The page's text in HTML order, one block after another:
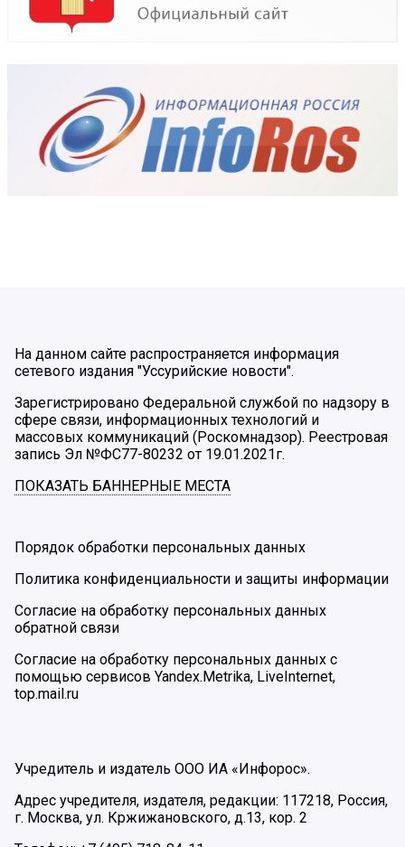
На данном сайте распространяется информация
сетевого издания "Уссурийские новости".
Зарегистрировано Федеральной службой по надзору в
сфере связи, информационных технологий и
массовых коммуникаций (Роскомнадзор). Реестровая
запись Эл №ФС77-80232 от 19.01.2021г.
ПОКАЗАТЬ БАННЕРНЫЕ МЕСТА
Порядок обработки персональных данных
Политика конфиденциальности и защиты информации
Согласие на обработку персональных данных
обратной связи
Согласие на обработку персональных данных с
помощью сервисов Yandex.Metrika, LiveInternet,
top.mail.ru
Учредитель и издатель ООО ИА «Инфорос».
Адрес учредителя, издателя, редакции: 117218, Россия,
г. Москва, ул. Кржижановского, д.13, кор. 2